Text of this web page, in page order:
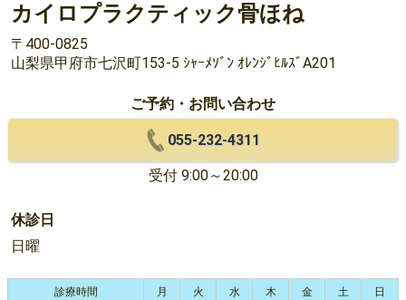
カイロプラクティック骨ほね
〒400-0825
山梨県甲府市七沢町153-5 ｼｬｰﾒｿﾞﾝ ｵﾚﾝｼﾞﾋﾙｽﾞA201
ご予約・お問い合わせ
055-232-4311
受付 9:00～20:00
休診日
日曜
診療時間 月 火 水 木 金 土 日